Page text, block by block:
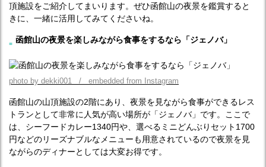
頂施設をご紹介してまいります。ぜひ函館山の夜景を鑑賞すると
きに、一緒に活用してみてくださいね。
函館山の夜景を楽しみながら食事をするなら「ジェノバ」
photo by dekki001 / embedded from Instagram
函館山の山頂施設の2階にあり、夜景を見ながら食事ができるレス
トランとして非常に人気が高い場所が「ジェノバ」です。ここで
は、シーフードカレー1340円や、選べるミニどんぶりセット1700
円などのリーズナブルなメニューも用意されているので夜景を見
ながらのディナーとしては大変お得です。